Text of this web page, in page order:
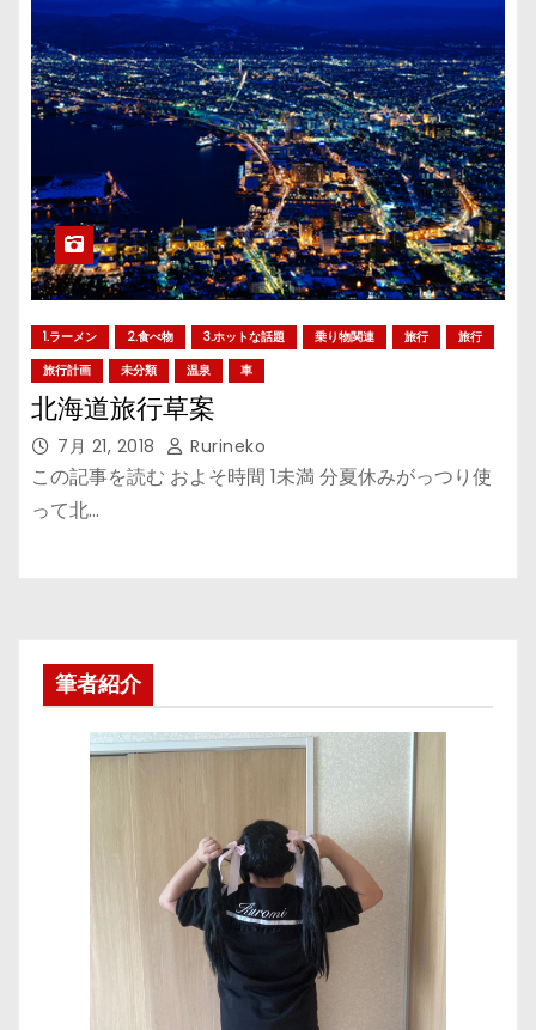
1.ラーメン 2.食べ物 3.ホットな話題 乗り物関連 旅行
旅行
旅行計画
未分類 温泉 車
北海道旅行草案
7月 21, 2018 Rurineko
この記事を読む およそ時間 1未満 分夏休みがっつり使
って北…
筆者紹介